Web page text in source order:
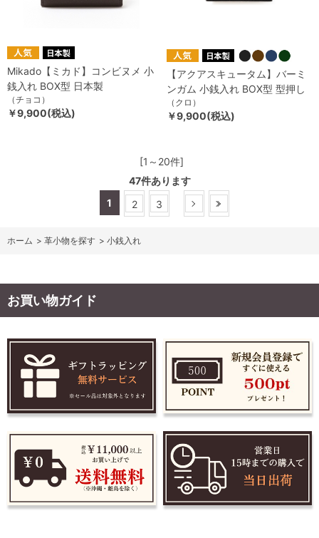
Mikado【ミカド】コンビヌメ 小
銭入れ BOX型 日本製
（チョコ）
￥9,900(税込)
【アクアスキュータム】バーミ
ンガム 小銭入れ BOX型 型押し
（クロ）
￥9,900(税込)
[1～20件]
47件あります
1
2 3
ホーム > 革小物を探す > 小銭入れ
お買い物ガイド